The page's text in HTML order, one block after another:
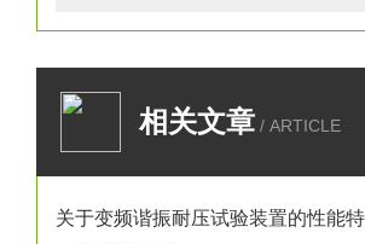
相关文章 / ARTICLE